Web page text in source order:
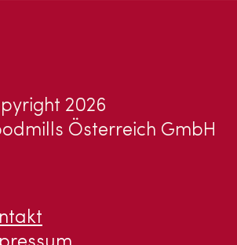
2026
Österreich GmbH